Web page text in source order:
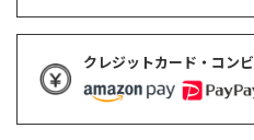
クレジットカード・コン